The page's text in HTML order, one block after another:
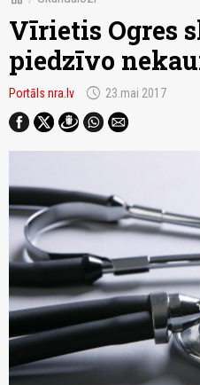
Vīrietis Ogres
piedzīvo
Portāls nra.lv schedule 23.mai 2017